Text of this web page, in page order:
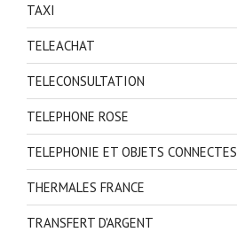
TAXI
TELEACHAT
TELECONSULTATION
TELEPHONE ROSE
TELEPHONIE ET OBJETS CONNECTES
THERMALES FRANCE
TRANSFERT D'ARGENT